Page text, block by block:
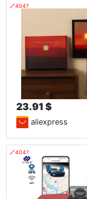
🔗404?
23.91 $
aliexpress
🔗404?